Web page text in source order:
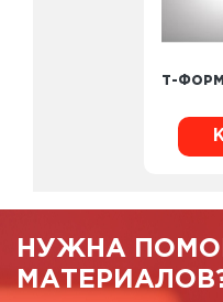
Т-
НУЖНА